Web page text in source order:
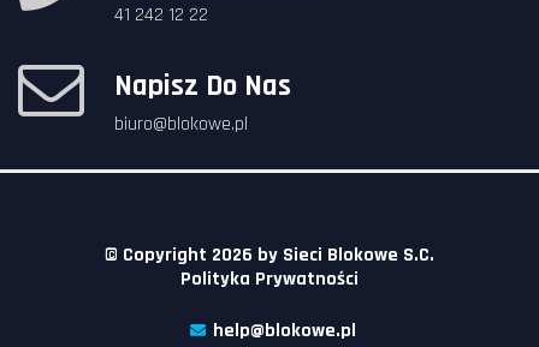
41 242 12 22
Napisz Do Nas
biuro@blokowe.pl
© Copyright 2026 by Sieci Blokowe S.C.
Polityka Prywatności
help@blokowe.pl